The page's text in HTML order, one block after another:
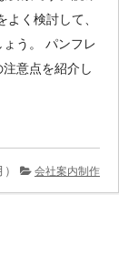
く検討して、
う。 パンフレ
意点を紹介し
会社案内制作